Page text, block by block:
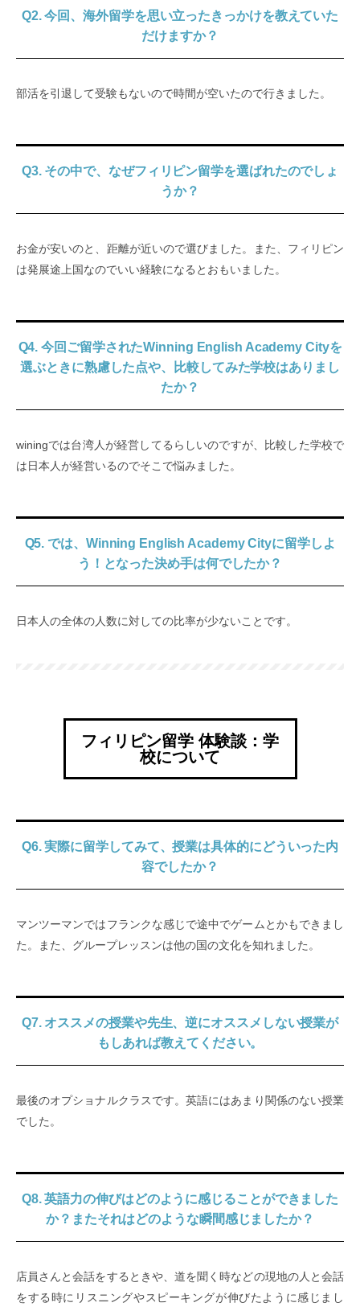
Q2. 今回、海外留学を思い立ったきっかけを教えていた
だけますか？
部活を引退して受験もないので時間が空いたので行きました。
Q3. その中で、なぜフィリピン留学を選ばれたのでしょ
うか？
お金が安いのと、距離が近いので選びました。また、フィリピン
は発展途上国なのでいい経験になるとおもいました。
Q4. 今回ご留学されたWinning English Academy Cityを
選ぶときに熟慮した点や、比較してみた学校はありまし
たか？
winingでは台湾人が経営してるらしいのですが、比較した学校で
は日本人が経営いるのでそこで悩みました。
Q5. では、Winning English Academy Cityに留学しよ
う！となった決め手は何でしたか？
日本人の全体の人数に対しての比率が少ないことです。
フィリピン留学 体験談：学
校について
Q6. 実際に留学してみて、授業は具体的にどういった内
容でしたか？
マンツーマンではフランクな感じで途中でゲームとかもできまし
た。また、グループレッスンは他の国の文化を知れました。
Q7. オススメの授業や先生、逆にオススメしない授業が
もしあれば教えてください。
最後のオプショナルクラスです。英語にはあまり関係のない授業
でした。
Q8. 英語力の伸びはどのように感じることができました
か？またそれはどのような瞬間感じましたか？
店員さんと会話をするときや、道を聞く時などの現地の人と会話
をする時にリスニングやスピーキングが伸びたように感じまし